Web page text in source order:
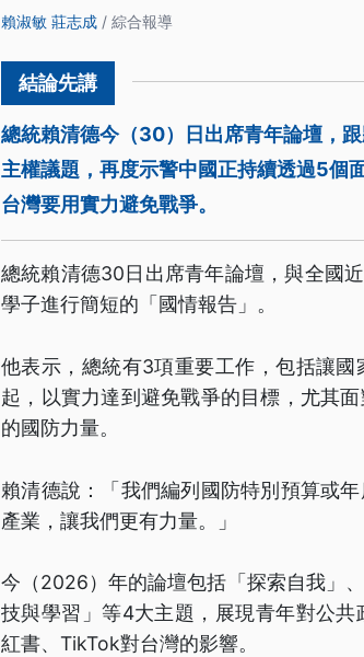
賴淑敏 莊志成 / 綜合報導
總統賴清德今（30）日出席青年論壇，
主權議題，再度示警中國正持續透過5個
台灣要用實力避免戰爭。
總統賴清德30日出席青年論壇，與全國
學子進行簡短的「國情報告」。
他表示，總統有3項重要工作，包括讓
起，以實力達到避免戰爭的目標，尤其
的國防力量。
賴清德說：「我們編列國防特別預算或
產業，讓我們更有力量。」
今（2026）年的論壇包括「探索自我」
技與學習」等4大主題，展現青年對公
紅書、TikTok對台灣的影響。